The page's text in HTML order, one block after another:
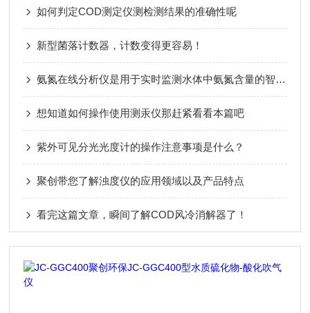
如何判定COD测定仪测检测结果的准确性呢
新型菌落计数器，计数变得更容易！
氨氮在线分析仪是用于实时监测水体中氨氮含量的智能型工业检测设备
想知道如何操作使用测汞仪那赶紧看看本篇吧
紫外可见分光光度计的操作注意事项是什么？
聚创带您了解浊度仪的应用领域以及产品特点
看完这篇文章，瞬间了解COD风冷消解器了！